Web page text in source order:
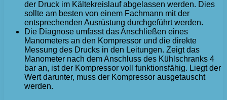
der Druck im Kältekreislauf abgelassen werden. Dies
sollte am besten von einem Fachmann mit der
entsprechenden Ausrüstung durchgeführt werden.
Die Diagnose umfasst das Anschließen eines
Manometers an den Kompressor und die direkte
Messung des Drucks in den Leitungen. Zeigt das
Manometer nach dem Anschluss des Kühlschranks 4
bar an, ist der Kompressor voll funktionsfähig. Liegt der
Wert darunter, muss der Kompressor ausgetauscht
werden.